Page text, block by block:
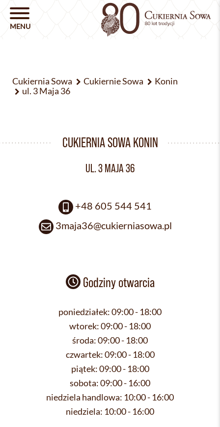
Cukiernia Sowa Cukiernie Sowa
Konin
ul. 3 Maja 36
CUKIERNIA SOWA KONIN
UL. 3 MAJA 36
+48 605 544 541
3maja36@cukierniasowa.pl
Godziny otwarcia
poniedziałek:09:00 - 18:00
wtorek:09:00 - 18:00
środa:09:00 - 18:00
czwartek:09:00 - 18:00
piątek:09:00 - 18:00
sobota:09:00 - 16:00
niedziela handlowa: 10:00 - 16:00
niedziela: 10:00 - 16:00